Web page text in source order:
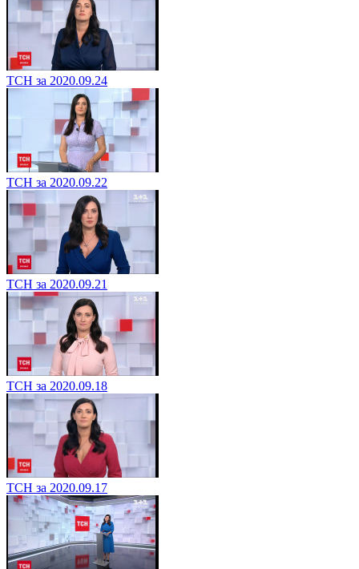
ТСН за 2020.09.24
ТСН за 2020.09.22
ТСН за 2020.09.21
ТСН за 2020.09.18
ТСН за 2020.09.17